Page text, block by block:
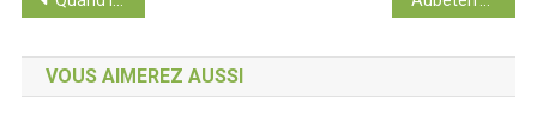
de
l’article
VOUS AIMEREZ AUSSI